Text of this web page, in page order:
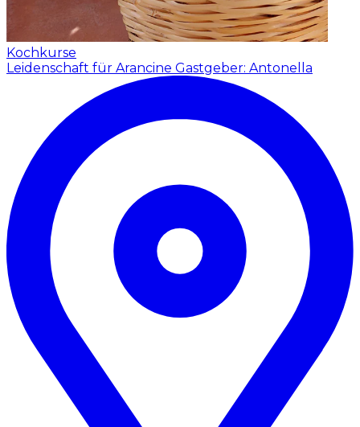
Kochkurse
Leidenschaft für Arancine Gastgeber: Antonella